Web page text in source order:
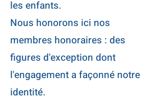
les enfants.
Nous honorons ici nos
membres honoraires : des
figures d'exception dont
l'engagement a façonné notre
identité.